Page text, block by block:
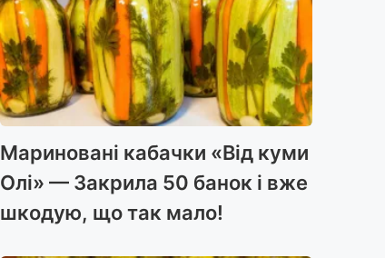
Мариновані кабачки «Від куми
Олі» — Закрила 50 банок і вже
шкодую, що так мало!